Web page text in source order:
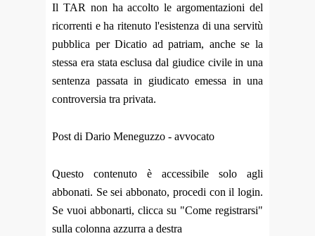
Il TAR non ha accolto le argomentazioni del
ricorrenti e ha ritenuto l'esistenza di una servitù
pubblica per Dicatio ad patriam, anche se la
stessa era stata esclusa dal giudice civile in una
sentenza passata in giudicato emessa in una
controversia tra privata.
Post di Dario Meneguzzo - avvocato
Questo contenuto è accessibile solo agli
abbonati. Se sei abbonato, procedi con il login.
Se vuoi abbonarti, clicca su "Come registrarsi"
sulla colonna azzurra a destra